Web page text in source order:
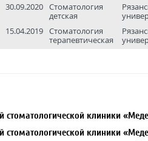
30.09.2020 Стоматология
детская
15.04.2019 Стоматология
терапевтическая
стоматологической клиники
стоматологической клиники